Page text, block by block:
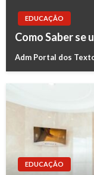
EDUCAÇÃO
Como Saber se
Adm Portal dos
EDUCAÇÃO